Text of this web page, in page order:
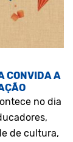
CONVIDA A
no dia
de cultura,